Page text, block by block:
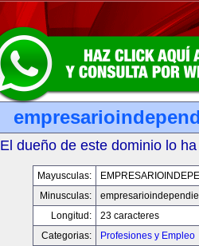
El dueño de este dominio lo
Mayusculas:
Minusculas:
Longitud:
23 caracteres
Categorias:
Profesiones y Empleo